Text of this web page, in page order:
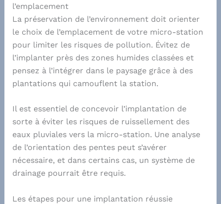
l’emplacement
La préservation de l’environnement doit orienter
le choix de l’emplacement de votre micro-station
pour limiter les risques de pollution. Évitez de
l’implanter près des zones humides classées et
pensez à l’intégrer dans le paysage grâce à des
plantations qui camouflent la station.
Il est essentiel de concevoir l’implantation de
sorte à éviter les risques de ruissellement des
eaux pluviales vers la micro-station. Une analyse
de l’orientation des pentes peut s’avérer
nécessaire, et dans certains cas, un système de
drainage pourrait être requis.
Les étapes pour une implantation réussie